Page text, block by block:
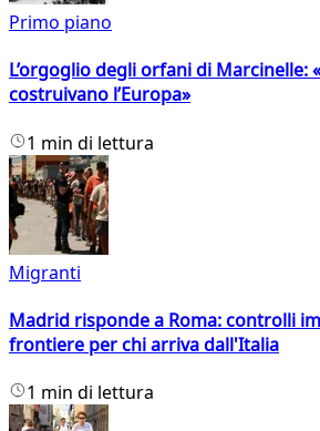
Primo piano
L’orgoglio degli orfani di Marcinelle:
costruivano l’Europa»
1 min di lettura
Migranti
Madrid risponde a Roma: controlli
frontiere per chi arriva dall'Italia
1 min di lettura